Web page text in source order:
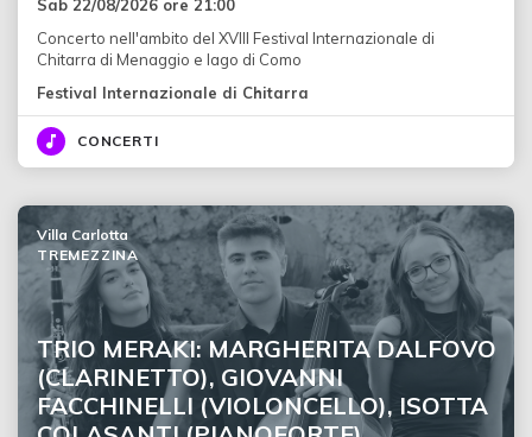
Sab 22/08/2026 ore 21:00
Concerto nell'ambito del XVIII Festival Internazionale di
Chitarra di Menaggio e lago di Como
Festival Internazionale di Chitarra
CONCERTI
TRIO MERAKI: MARGHERITA DALFOVO
(CLARINETTO), GIOVANNI
FACCHINELLI (VIOLONCELLO), ISOTTA
Villa Carlotta
TREMEZZINA